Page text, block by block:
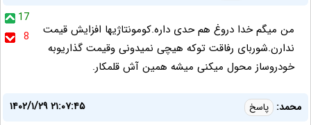
17
8
من میگم خدا دروغ هم حدی داره.کومونتاژیها افزایش قیمت
ندارن.شوربای رفاقت توکه هیچی نمیدونی وقیمت گذاریوبه
خودروساز محول میکنی میشه همین آش قلمکار.
محمد: پاسخ
۱۴۰۲/۱/۲۹ ۲۱:۰۷:۴۵